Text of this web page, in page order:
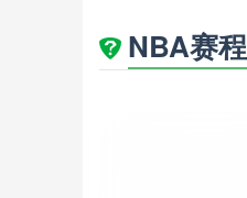
NBA赛程